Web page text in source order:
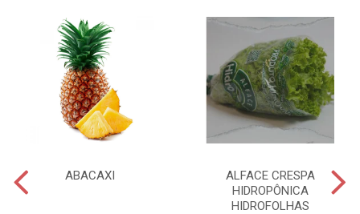
ABACAXI
ALFACE CRESPA
HIDROPÔNICA
HIDROFOLHAS